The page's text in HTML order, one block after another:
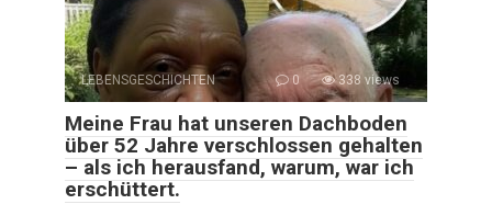
LEBENSGESCHICHTEN 0 338 views
Meine Frau hat unseren Dachboden
über 52 Jahre verschlossen gehalten
– als ich herausfand, warum, war ich
erschüttert.